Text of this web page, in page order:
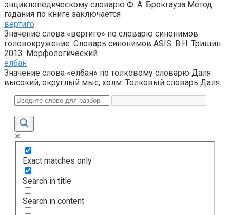
энциклопедическому словарю Ф. А. Брокгауза Метод
гадания по книге заключается
вертиго
Значение слова «вертиго» по словарю синонимов
головокружение. Словарь синонимов ASIS. В.Н. Тришин.
2013. Морфологический
елбан
Значение слова «елбан» по толковому словарю Даля
высокий, округлый мыс, холм. Толковый словарь Даля.
Exact matches only
Search in title
Search in content